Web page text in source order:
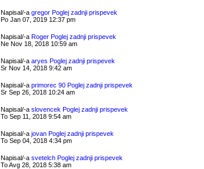
Napisal/-a gregor Poglej zadnji prispevek
Po Jan 07, 2019 12:37 pm
Napisal/-a Roger Poglej zadnji prispevek
Ne Nov 18, 2018 10:59 am
Napisal/-a aryes Poglej zadnji prispevek
Sr Nov 14, 2018 9:42 am
Napisal/-a primorec 90 Poglej zadnji prispevek
Sr Sep 26, 2018 10:24 am
Napisal/-a slovencek Poglej zadnji prispevek
To Sep 11, 2018 9:54 am
Napisal/-a jovan Poglej zadnji prispevek
To Sep 04, 2018 4:34 pm
Napisal/-a svetelch Poglej zadnji prispevek
To Avg 28, 2018 5:38 am